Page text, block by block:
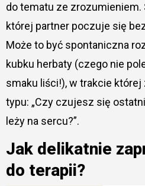
do tematu ze
której partner poczuje się
Może to być spontaniczna
kubku herbaty (czego nie
smaku liści!), w trakcie
typu: „Czy czujesz się
leży na sercu?”.
Jak delikatnie
do terapii?